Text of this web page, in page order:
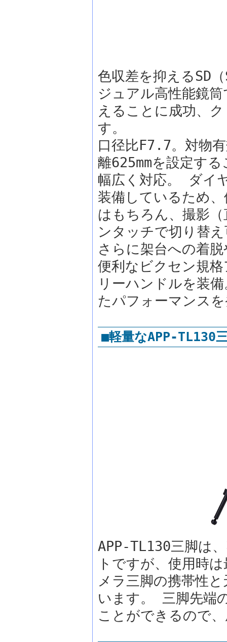
色収差を抑えるSD
ジュアル高性能鏡
えることに成功、
す。
口径比F7.7。対物
離625mmを設定す
幅広く対応。 ダイ
装備しているため
はもちろん、撮影
ンタッチで切り替
さらに架台への着
便利なビクセン規
リーハンドルを装
たパフォーマンス
■軽量なAPP-TL130
APP-TL130三脚は
トですが、使用時
メラ三脚の携帯性
います。 三脚先端
ことができるので